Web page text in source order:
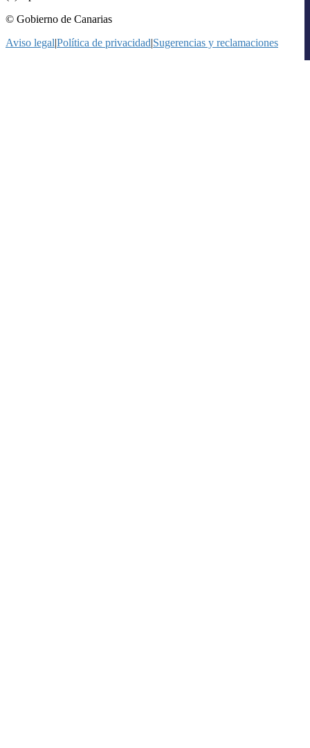
© Gobierno de Canarias
Aviso legal|Política de privacidad|Sugerencias y reclamaciones